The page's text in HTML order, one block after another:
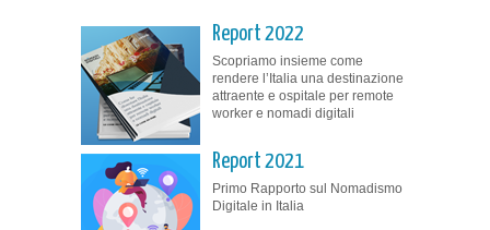
Report 2022
Scopriamo insieme come
rendere l’Italia una destinazione
attraente e ospitale per remote
worker e nomadi digitali
Report 2021
Primo Rapporto sul Nomadismo
Digitale in Italia